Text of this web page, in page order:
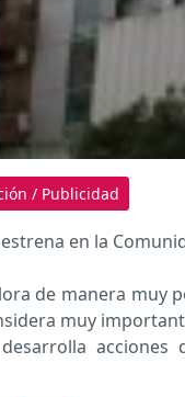
/ Publicidad
en la
de manera muy
muy